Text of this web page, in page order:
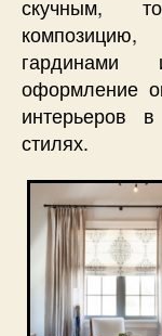
скучным,
гардинами
оформление
интерьеров
стилях.